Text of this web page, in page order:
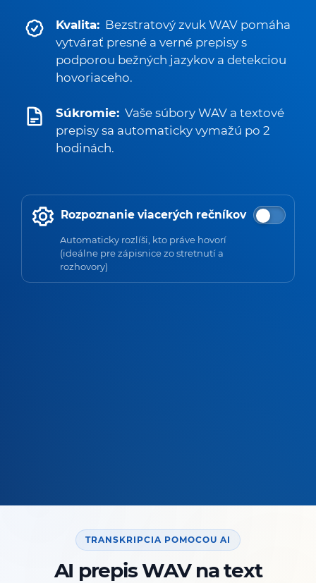
Kvalita: Bezstratový zvuk WAV pomáha
vytvárať presné a verné prepisy s
podporou bežných jazykov a detekciou
hovoriaceho.
Súkromie: Vaše súbory WAV a textové
prepisy sa automaticky vymažú po 2
hodinách.
Rozpoznanie viacerých rečníkov
Automaticky rozlíši, kto práve hovorí
(ideálne pre zápisnice zo stretnutí a
rozhovory)
TRANSKRIPCIA POMOCOU AI
AI prepis WAV na text